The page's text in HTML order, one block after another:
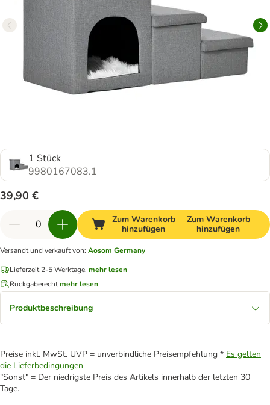
1 Stück
9980167083.1
39,90 €
Zum Warenkorb
hinzufügen
Zum Warenkorb
hinzufügen
Versandt und verkauft von: Aosom Germany
Lieferzeit 2-5 Werktage. mehr lesen
Rückgaberechtmehr lesen
Produktbeschreibung
Preise inkl. MwSt. UVP = unverbindliche Preisempfehlung * Es gelten
die Lieferbedingungen
"Sonst" = Der niedrigste Preis des Artikels innerhalb der letzten 30
Tage.